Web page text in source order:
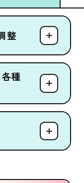
整
種